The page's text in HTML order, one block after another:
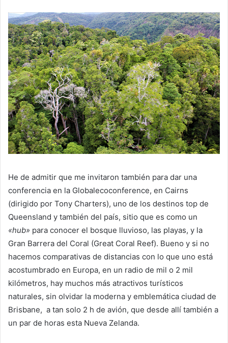
He de admitir que me invitaron también para dar una
conferencia en la Globalecoconference, en Cairns
(dirigido por Tony Charters), uno de los destinos top de
Queensland y también del país, sitio que es como un
«hub» para conocer el bosque lluvioso, las playas, y la
Gran Barrera del Coral (Great Coral Reef). Bueno y si no
hacemos comparativas de distancias con lo que uno está
acostumbrado en Europa, en un radio de mil o 2 mil
kilómetros, hay muchos más atractivos turísticos
naturales, sin olvidar la moderna y emblemática ciudad de
Brisbane, a tan solo 2 h de avión, que desde allí también a
un par de horas esta Nueva Zelanda.